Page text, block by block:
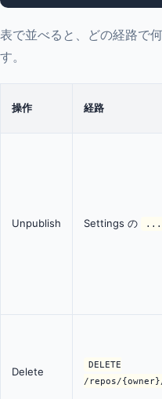
表で並べると、どの経路で
す。
操作 経路
Unpublish Settings の ...
Delete
DELETE
/repos/